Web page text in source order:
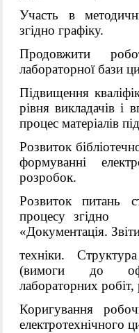
Участь в
згідно графіку.
Продовжити
лабораторної бази
Підвищення
рівня викладачів і
процес матеріалів
Розвиток
формуванні
розробок.
Розвиток питань
процесу
«Документація.
техніки.
(вимоги до
лабораторних робіт,
Коригування
електротехнічного